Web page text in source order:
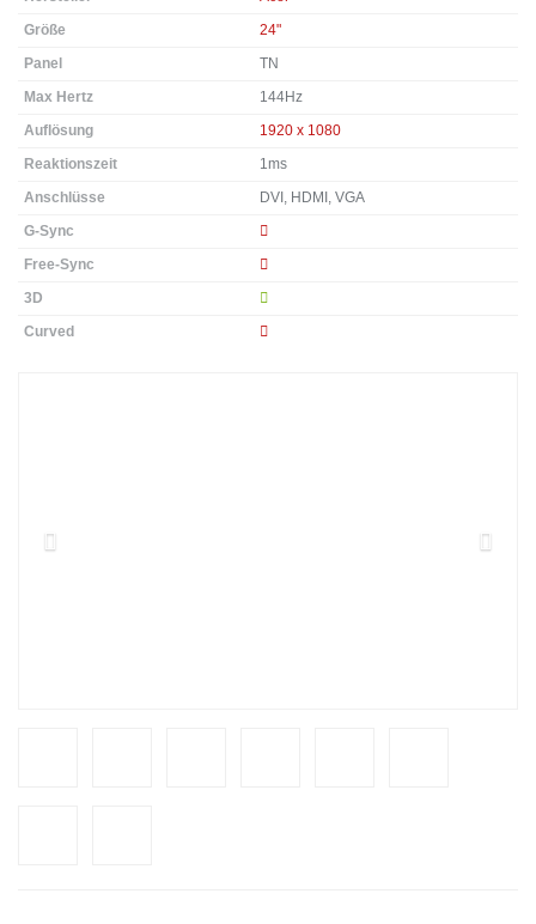
Größe
24"
Panel
TN
Max Hertz
144Hz
Auflösung
1920 x 1080
Reaktionszeit
1ms
Anschlüsse
DVI, HDMI, VGA
G-Sync
Free-Sync
3D
Curved